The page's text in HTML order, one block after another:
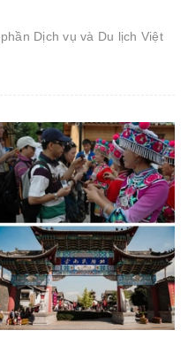
Dịch vụ và Du lịch Việt